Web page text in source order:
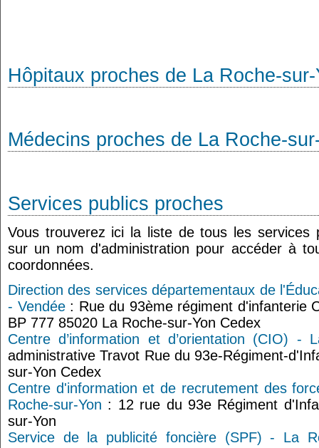
Hôpitaux proches de La Roche-sur-
Médecins proches de La Roche-
Services publics proches
Vous trouverez ici la liste de tous les services
sur un nom d'administration pour accéder à
coordonnées.
Direction des services départementaux de
- Vendée: Rue du 93ème régiment d'infanterie
BP 777 85020 La Roche-sur-Yon Cedex
Centre d’information et d’orientation (CIO) -
administrative Travot Rue du 93e-Régiment-
sur-Yon Cedex
Centre d'information et de recrutement des
Roche-sur-Yon : 12 rue du 93e Régiment
sur-Yon
Service de la publicité foncière (SPF) - La